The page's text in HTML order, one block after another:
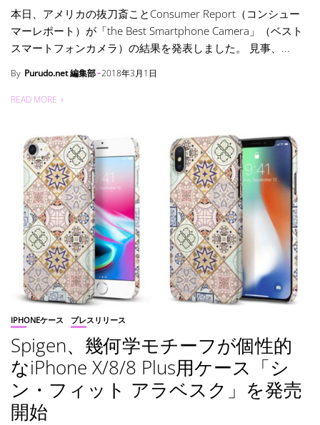
本日、アメリカの抜刀斎ことConsumer Report（コンシュー
マーレポート）が「the Best Smartphone Camera」（ベスト
スマートフォンカメラ）の結果を発表しました。 見事、...
By Purudo.net 編集部 2018年3月1日
READ MORE
IPHONEケース プレスリリース
Spigen、幾何学モチーフが個性的
なiPhone X/8/8 Plus用ケース「シ
ン・フィット アラベスク」を発売
開始